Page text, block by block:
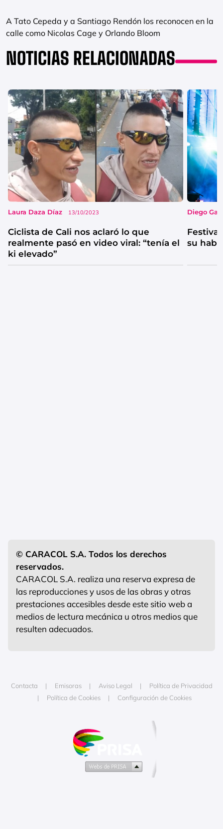
A Tato Cepeda y a Santiago Rendón los reconocen en la
calle como Nicolas Cage y Orlando Bloom
NOTICIAS RELACIONADAS
Laura Daza Díaz 13/10/2023
Ciclista de Cali nos aclaró lo que
realmente pasó en video viral: “tenía el
ki elevado”
Diego
su
© CARACOL S.A. Todos los derechos
reservados.
CARACOL S.A. realiza una reserva expresa de
las reproducciones y usos de las obras y otras
prestaciones accesibles desde este sitio web a
medios de lectura mecánica u otros medios que
resulten adecuados.
Contacta Emisoras Aviso Legal
Política de Privacidad
Política de Cookies
Configuración de Cookies